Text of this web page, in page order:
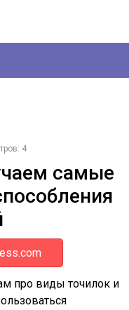
4
самые
про виды точилок и